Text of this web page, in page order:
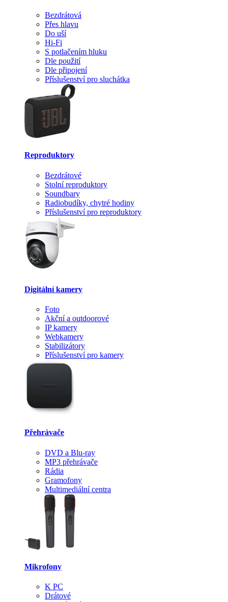
Bezdrátová
Přes hlavu
Do uší
Hi-Fi
S potlačením hluku
Dle použití
Dle připojení
Příslušenství pro sluchátka
Reproduktory
Bezdrátové
Stolní reproduktory
Soundbary
Radiobudíky, chytré hodiny
Příslušenství pro reproduktory
Digitální kamery
Foto
Akční a outdoorové
IP kamery
Webkamery
Stabilizátory
Příslušenství pro kamery
Přehrávače
DVD a Blu-ray
MP3 přehrávače
Rádia
Gramofony
Multimediální centra
Mikrofony
K PC
Drátové